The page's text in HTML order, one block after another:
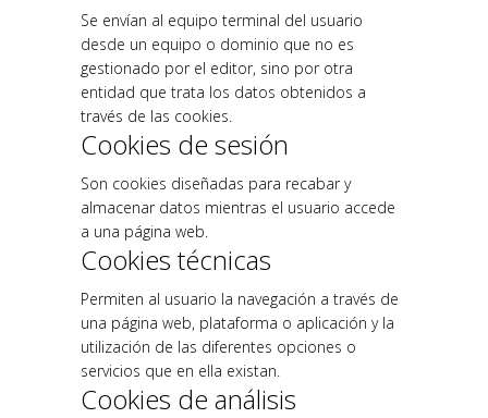
Se envían al equipo terminal del usuario
desde un equipo o dominio que no es
gestionado por el editor, sino por otra
entidad que trata los datos obtenidos a
través de las cookies.
Cookies de sesión
Son cookies diseñadas para recabar y
almacenar datos mientras el usuario accede
a una página web.
Cookies técnicas
Permiten al usuario la navegación a través de
una página web, plataforma o aplicación y la
utilización de las diferentes opciones o
servicios que en ella existan.
Cookies de análisis